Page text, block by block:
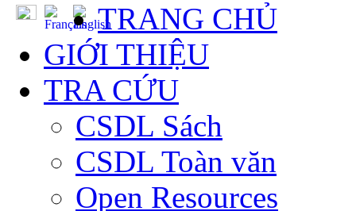
TRANG CHỦ
GIỚI THIỆU
TRA CỨU
CSDL Sách
CSDL Toàn văn
Open Resources